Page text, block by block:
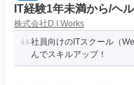
IT経験1年未満から/ヘ
株式会社D.I.Works
社員向けのITスクール（
んでスキルアップ！